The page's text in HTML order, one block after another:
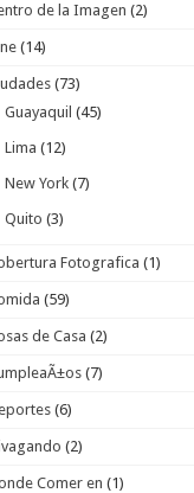
de la Imagen (2)
(14)
(73)
Guayaquil (45)
Lima (12)
New York (7)
Quito (3)
Fotografica (1)
(59)
de Casa (2)
(7)
(6)
(2)
Comer en (1)